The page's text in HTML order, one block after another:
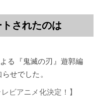
されたのは
る『鬼滅の刃』遊郭編
せでした。
ビアニメ化決定！】